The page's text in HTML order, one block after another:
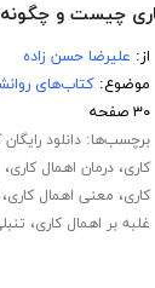
چیست و چگونه
از: علیرضا حسن زاده
موضوع:کتاب‌های
۳۰ صفحه
برچسب‌ها:دانلود
کاری،درمان اهمال کاری،
کاری، معنی اهمال کاری
غلبه بر اهمال کاری،